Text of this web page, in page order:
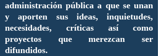
administración pública a que se unan
y aporten sus ideas, inquietudes,
necesidades, críticas así como
proyectos que merezcan ser
difundidos.